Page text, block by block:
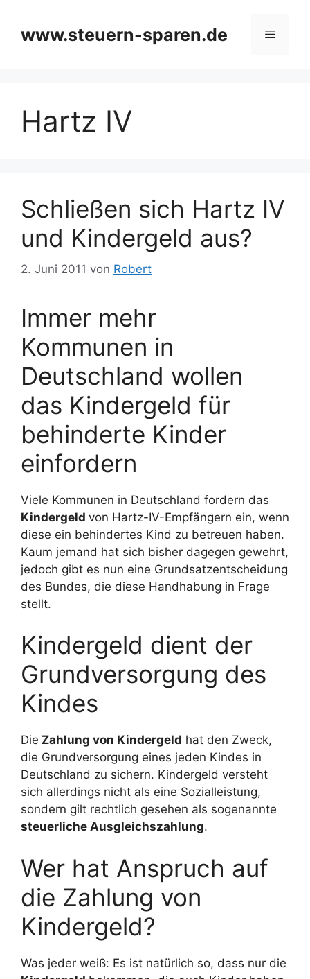
springen
www.steuern-sparen.de Menü
Hartz IV
Schließen sich Hartz IV
und Kindergeld aus?
2. Juni 2011 von Robert
Immer mehr
Kommunen in
Deutschland wollen
das Kindergeld für
behinderte Kinder
einfordern
Viele Kommunen in Deutschland fordern das
Kindergeld von Hartz-IV-Empfängern ein, wenn
diese ein behindertes Kind zu betreuen haben.
Kaum jemand hat sich bisher dagegen gewehrt,
jedoch gibt es nun eine Grundsatzentscheidung
des Bundes, die diese Handhabung in Frage
stellt.
Kindergeld dient der
Grundversorgung des
Kindes
Die Zahlung von Kindergeld hat den Zweck,
die Grundversorgung eines jeden Kindes in
Deutschland zu sichern. Kindergeld versteht
sich allerdings nicht als eine Sozialleistung,
sondern gilt rechtlich gesehen als sogenannte
steuerliche Ausgleichszahlung.
Wer hat Anspruch auf
die Zahlung von
Kindergeld?
Was jeder weiß: Es ist natürlich so, dass nur die